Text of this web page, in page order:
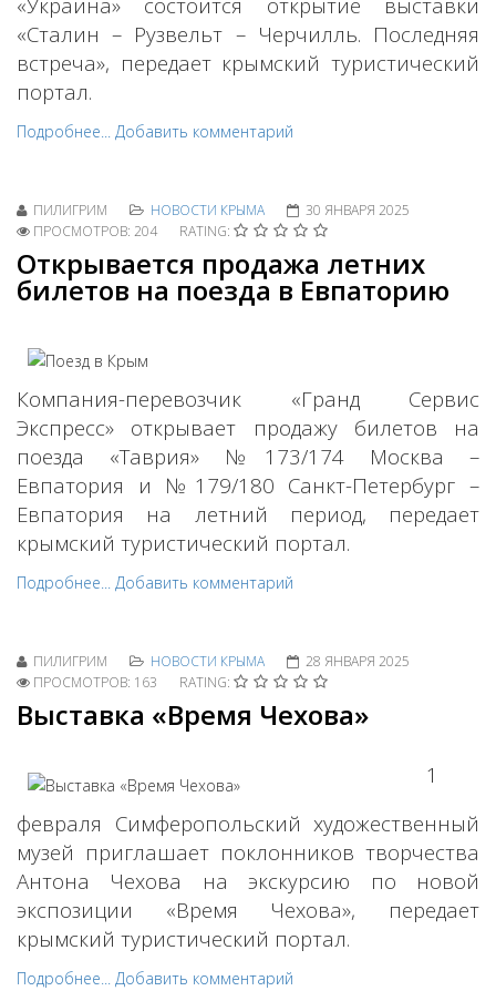
«Сталин – Рузвельт – Черчилль. Последняя
встреча», передает крымский туристический
портал.
Подробнее... Добавить комментарий
ПИЛИГРИМ НОВОСТИ КРЫМА
30 ЯНВАРЯ 2025
ПРОСМОТРОВ: 204
RATING:
Открывается продажа летних
билетов на поезда в Евпаторию
Компания-перевозчик «Гранд Сервис
Экспресс» открывает продажу билетов на
поезда «Таврия» №173/174 Москва –
Евпатория и №179/180 Санкт-Петербург –
Евпатория на летний период, передает
крымский туристический портал.
Подробнее... Добавить комментарий
ПИЛИГРИМ НОВОСТИ КРЫМА
28 ЯНВАРЯ 2025
ПРОСМОТРОВ: 163
RATING:
Выставка «Время Чехова»
1
февраля Симферопольский художественный
музей приглашает поклонников творчества
Антона Чехова на экскурсию по новой
экспозиции «Время Чехова», передает
крымский туристический портал.
Подробнее... Добавить комментарий